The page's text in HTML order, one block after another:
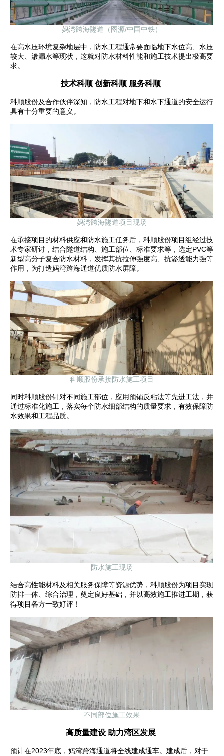
妈湾跨海隧道（图源/中国中铁）
在高水压环境复杂地层中，防水工程通常要面临地下水位高、水压
较大、渗漏水等现状，这就对防水材料性能和施工技术提出极高要
求。
技术科顺 创新科顺 服务科顺
科顺股份及合作伙伴深知，防水工程对地下和水下通道的安全运行
具有十分重要的意义。
妈湾跨海隧道项目现场
在承接项目的材料供应和防水施工任务后，科顺股份项目组经过技
术专家研讨，结合隧道结构、施工部位、标准要求等，选定PVC等
新型高分子复合防水材料，发挥其抗拉伸强度高、抗渗透能力强等
作用，为打造妈湾跨海通道优质防水屏障。
科顺股份承接防水施工项目
同时科顺股份针对不同施工部位，应用预铺反粘法等先进工法，并
通过标准化施工，落实每个防水细部结构的质量要求，有效保障防
水效果和工程品质。
防水施工现场
结合高性能材料及相关服务保障等资源优势，科顺股份为项目实现
防排一体、综合治理，奠定良好基础，并以高效施工推进工期，获
得项目各方一致好评！
不同部位施工效果
高质量建设 助力湾区发展
预计在2023年底，妈湾跨海通道将全线建成通车。建成后，对于